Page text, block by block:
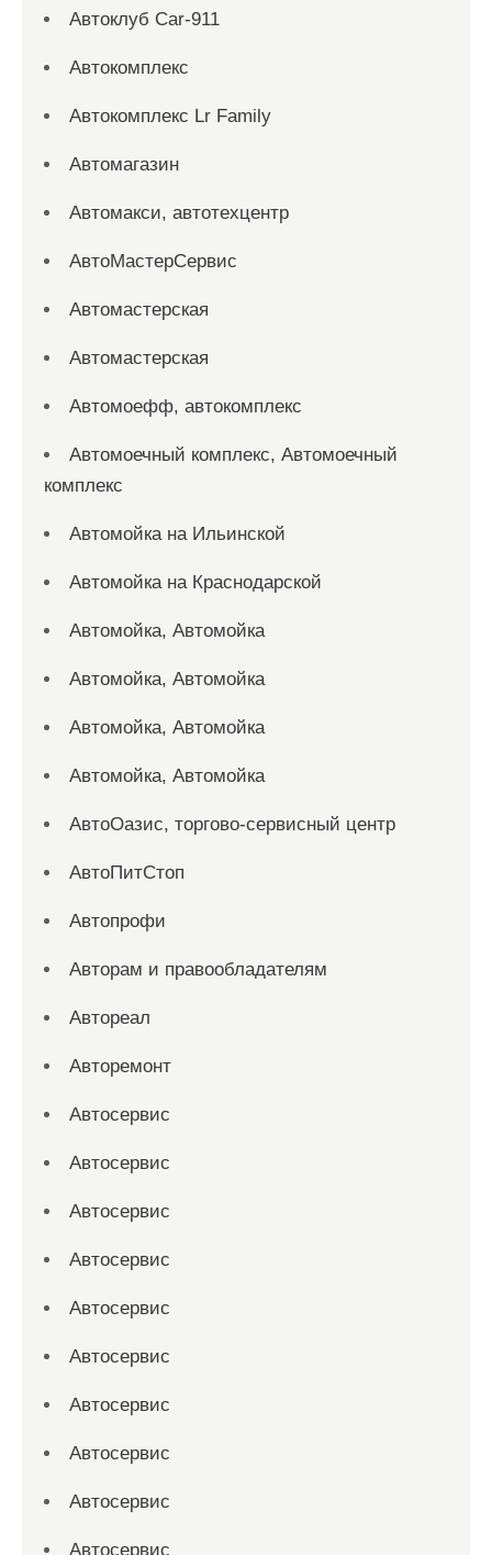
Автоклуб Car-911
Автокомплекс
Автокомплекс Lr Family
Автомагазин
Автомакси, автотехцентр
АвтоМастерСервис
Автомастерская
Автомастерская
Автомоефф, автокомплекс
Автомоечный комплекс, Автомоечный
комплекс
Автомойка на Ильинской
Автомойка на Краснодарской
Автомойка, Автомойка
Автомойка, Автомойка
Автомойка, Автомойка
Автомойка, Автомойка
АвтоОазис, торгово-сервисный центр
АвтоПитСтоп
Автопрофи
Авторам и правообладателям
Автореал
Авторемонт
Автосервис
Автосервис
Автосервис
Автосервис
Автосервис
Автосервис
Автосервис
Автосервис
Автосервис
Автосервис